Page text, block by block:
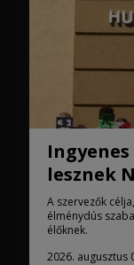
lesznek
A szervezők
élménydús
élőknek.
2026. augusztus